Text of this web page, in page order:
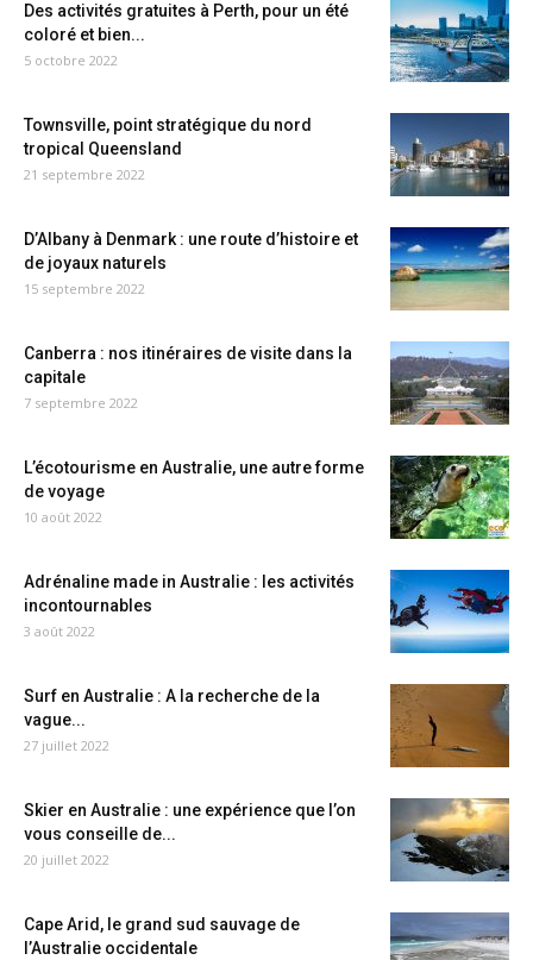
Des activités gratuites à Perth, pour un été
coloré et bien...
5 octobre 2022
Townsville, point stratégique du nord
tropical Queensland
21 septembre 2022
D’Albany à Denmark : une route d’histoire et
de joyaux naturels
15 septembre 2022
Canberra : nos itinéraires de visite dans la
capitale
7 septembre 2022
L’écotourisme en Australie, une autre forme
de voyage
10 août 2022
Adrénaline made in Australie : les activités
incontournables
3 août 2022
Surf en Australie : A la recherche de la
vague...
27 juillet 2022
Skier en Australie : une expérience que l’on
vous conseille de...
20 juillet 2022
Cape Arid, le grand sud sauvage de
l’Australie occidentale